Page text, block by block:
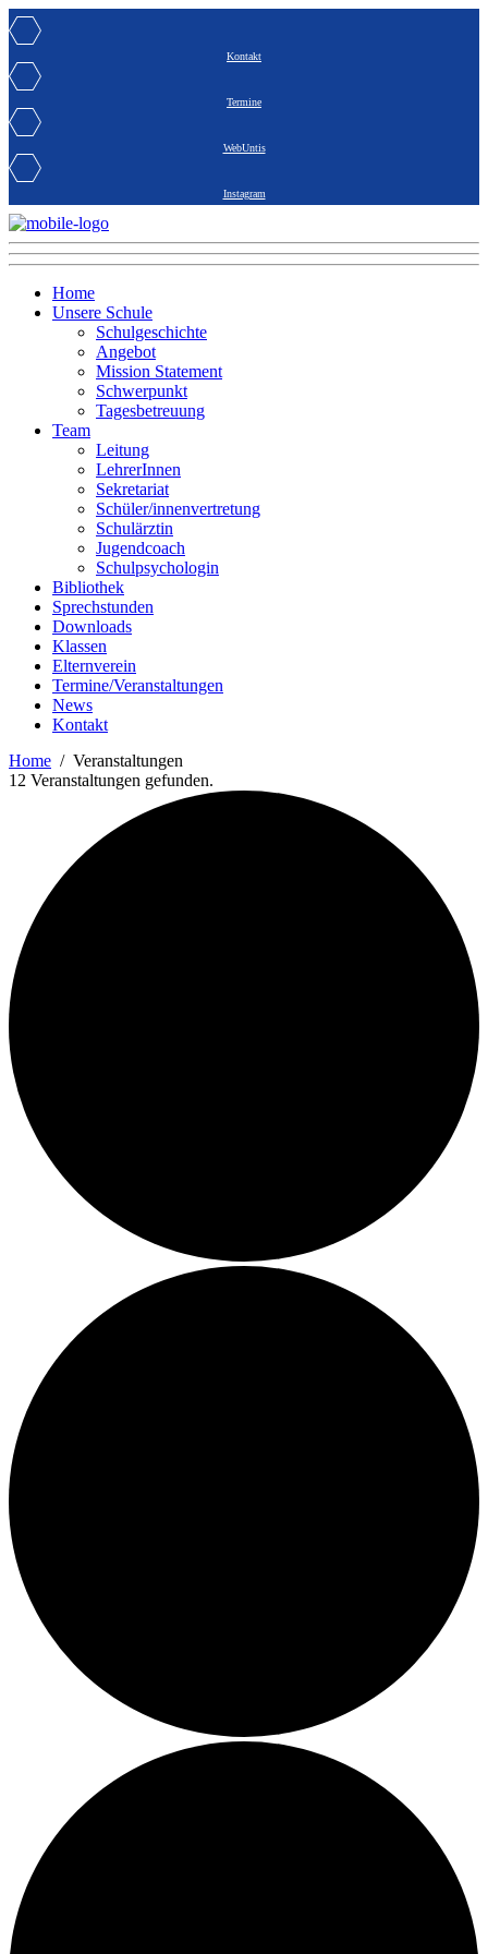
Kontakt
Termine
WebUntis
Instagram
Home
Unsere Schule
Schulgeschichte
Angebot
Mission Statement
Schwerpunkt
Tagesbetreuung
Team
Leitung
LehrerInnen
Sekretariat
Schüler/innenvertretung
Schulärztin
Jugendcoach
Schulpsychologin
Bibliothek
Sprechstunden
Downloads
Klassen
Elternverein
Termine/Veranstaltungen
News
Kontakt
Home
Veranstaltungen
12 Veranstaltungen gefunden.